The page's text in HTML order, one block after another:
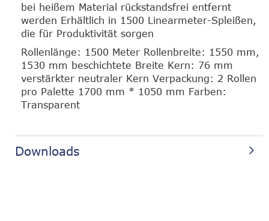
bei heißem Material rückstandsfrei entfernt
werden Erhältlich in 1500 Linearmeter-Spleißen,
die für Produktivität sorgen
Rollenlänge: 1500 Meter Rollenbreite: 1550 mm,
1530 mm beschichtete Breite Kern: 76 mm
verstärkter neutraler Kern Verpackung: 2 Rollen
pro Palette 1700 mm * 1050 mm Farben:
Transparent
Downloads